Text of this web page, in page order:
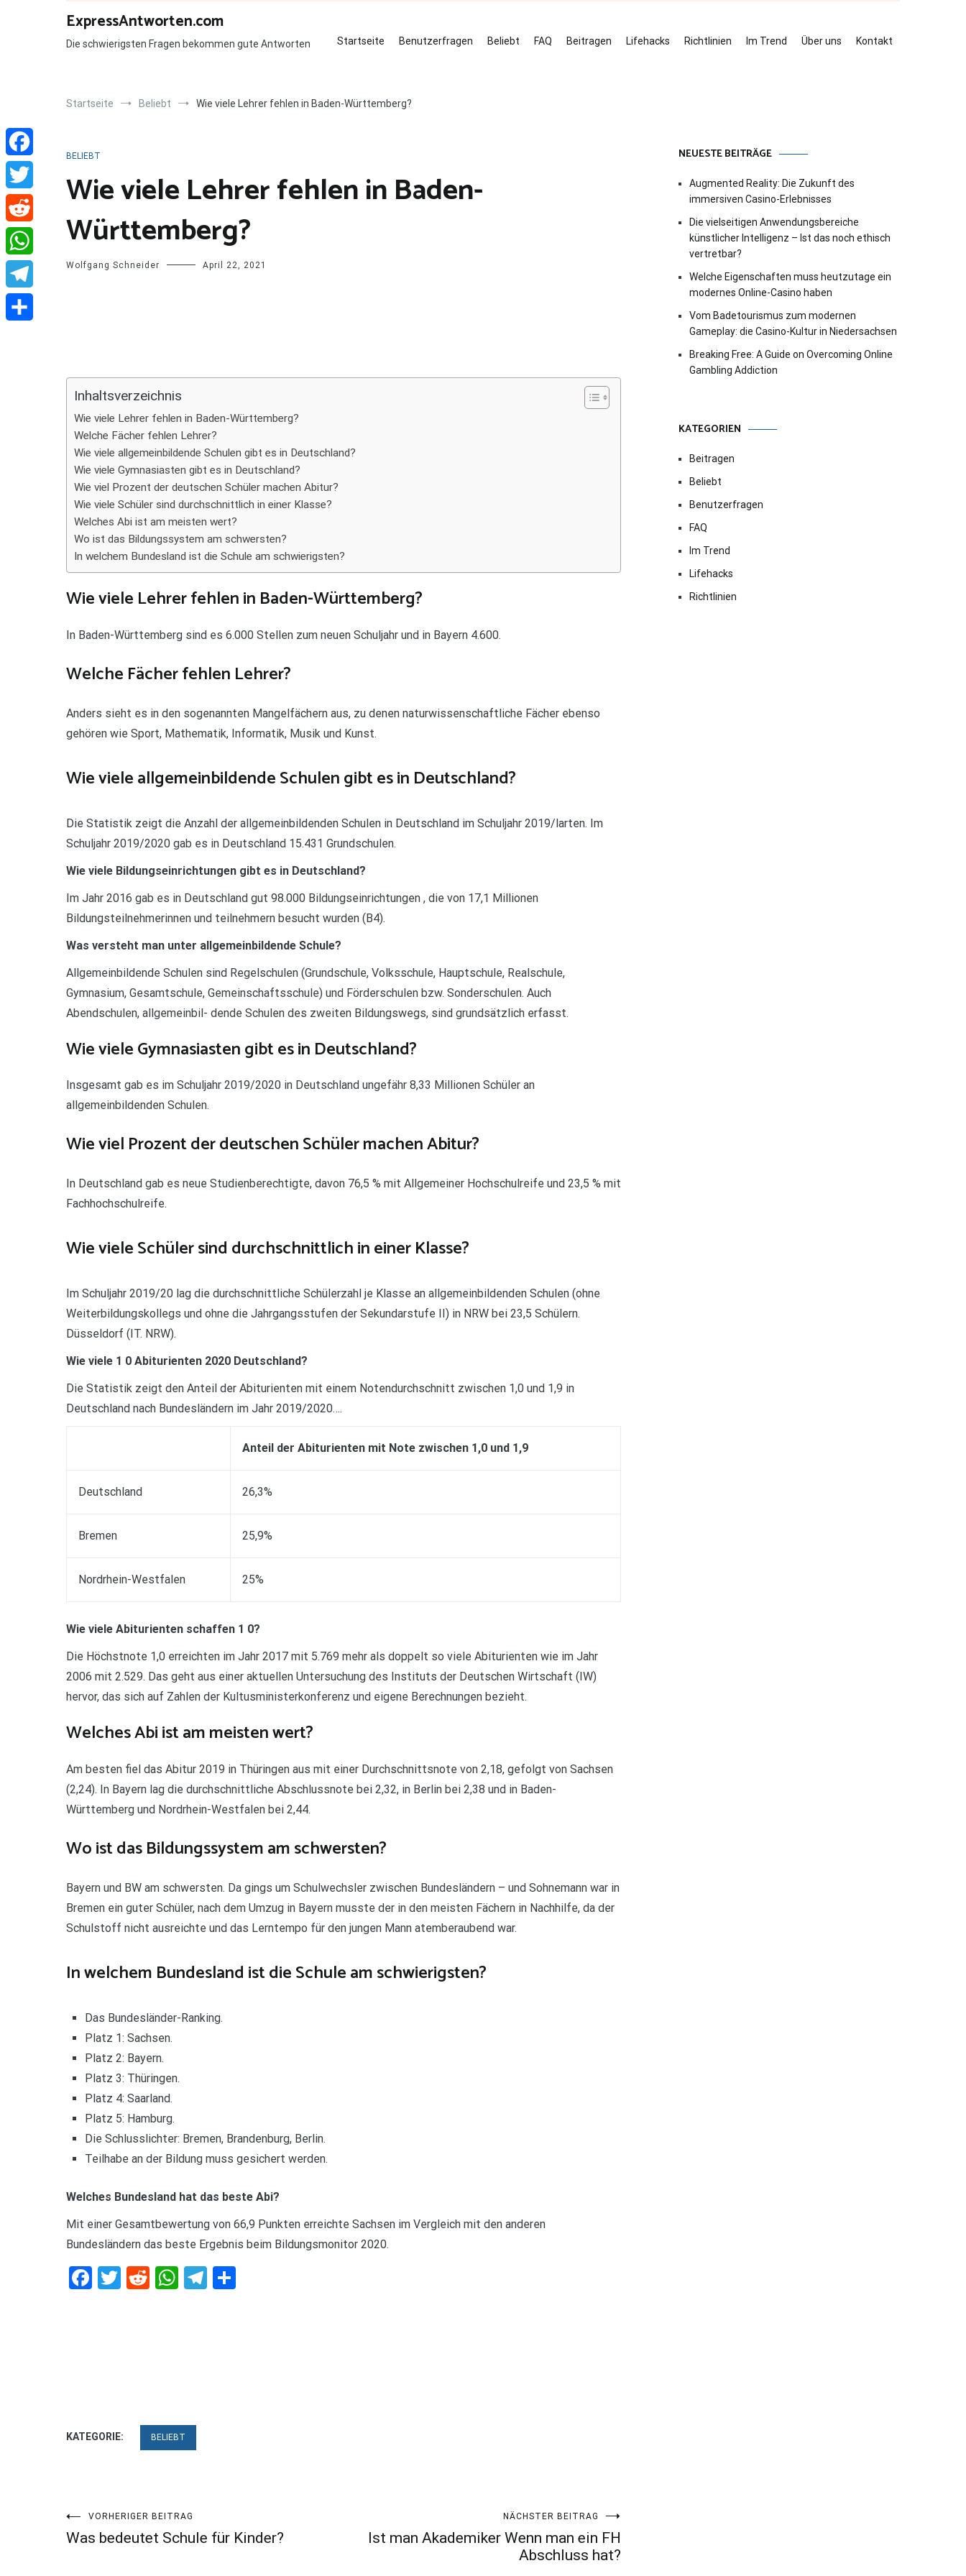
ExpressAntworten.com
Die schwierigsten Fragen bekommen gute Antworten Startseite Benutzerfragen Beliebt FAQ Beitragen Lifehacks Richtlinien Im Trend Über uns Kontakt
Startseite Beliebt Wie viele Lehrer fehlen in Baden-Württemberg?
BELIEBT
Wie viele Lehrer fehlen in Baden-
Württemberg?
Wolfgang Schneider April 22, 2021
Inhaltsverzeichnis
Wie viele Lehrer fehlen in Baden-Württemberg?
Welche Fächer fehlen Lehrer?
Wie viele allgemeinbildende Schulen gibt es in Deutschland?
Wie viele Gymnasiasten gibt es in Deutschland?
Wie viel Prozent der deutschen Schüler machen Abitur?
Wie viele Schüler sind durchschnittlich in einer Klasse?
Welches Abi ist am meisten wert?
Wo ist das Bildungssystem am schwersten?
In welchem Bundesland ist die Schule am schwierigsten?
Wie viele Lehrer fehlen in Baden-Württemberg?
In Baden-Württemberg sind es 6.000 Stellen zum neuen Schuljahr und in Bayern 4.600.
Welche Fächer fehlen Lehrer?
Anders sieht es in den sogenannten Mangelfächern aus, zu denen naturwissenschaftliche Fächer ebenso
gehören wie Sport, Mathematik, Informatik, Musik und Kunst.
Wie viele allgemeinbildende Schulen gibt es in Deutschland?
Die Statistik zeigt die Anzahl der allgemeinbildenden Schulen in Deutschland im Schuljahr 2019/larten. Im
Schuljahr 2019/2020 gab es in Deutschland 15.431 Grundschulen.
Wie viele Bildungseinrichtungen gibt es in Deutschland?
Im Jahr 2016 gab es in Deutschland gut 98.000 Bildungseinrichtungen , die von 17,1 Millionen
Bildungsteilnehmerinnen und teilnehmern besucht wurden (B4).
Was versteht man unter allgemeinbildende Schule?
Allgemeinbildende Schulen sind Regelschulen (Grundschule, Volksschule, Hauptschule, Realschule,
Gymnasium, Gesamtschule, Gemeinschaftsschule) und Förderschulen bzw. Sonderschulen. Auch
Abendschulen, allgemeinbil- dende Schulen des zweiten Bildungswegs, sind grundsätzlich erfasst.
Wie viele Gymnasiasten gibt es in Deutschland?
Insgesamt gab es im Schuljahr 2019/2020 in Deutschland ungefähr 8,33 Millionen Schüler an
allgemeinbildenden Schulen.
Wie viel Prozent der deutschen Schüler machen Abitur?
In Deutschland gab es neue Studienberechtigte, davon 76,5 % mit Allgemeiner Hochschulreife und 23,5 % mit
Fachhochschulreife.
Wie viele Schüler sind durchschnittlich in einer Klasse?
Im Schuljahr 2019/20 lag die durchschnittliche Schülerzahl je Klasse an allgemeinbildenden Schulen (ohne
Weiterbildungskollegs und ohne die Jahrgangsstufen der Sekundarstufe II) in NRW bei 23,5 Schülern.
Düsseldorf (IT. NRW).
Wie viele 1 0 Abiturienten 2020 Deutschland?
Die Statistik zeigt den Anteil der Abiturienten mit einem Notendurchschnitt zwischen 1,0 und 1,9 in
Deutschland nach Bundesländern im Jahr 2019/2020….
Anteil der Abiturienten mit Note zwischen 1,0 und 1,9
Deutschland 26,3%
Bremen 25,9%
Nordrhein-Westfalen 25%
Wie viele Abiturienten schaffen 1 0?
Die Höchstnote 1,0 erreichten im Jahr 2017 mit 5.769 mehr als doppelt so viele Abiturienten wie im Jahr
2006 mit 2.529. Das geht aus einer aktuellen Untersuchung des Instituts der Deutschen Wirtschaft (IW)
hervor, das sich auf Zahlen der Kultusministerkonferenz und eigene Berechnungen bezieht.
Welches Abi ist am meisten wert?
Am besten fiel das Abitur 2019 in Thüringen aus mit einer Durchschnittsnote von 2,18, gefolgt von Sachsen
(2,24). In Bayern lag die durchschnittliche Abschlussnote bei 2,32, in Berlin bei 2,38 und in Baden-
Württemberg und Nordrhein-Westfalen bei 2,44.
Wo ist das Bildungssystem am schwersten?
Bayern und BW am schwersten. Da gings um Schulwechsler zwischen Bundesländern – und Sohnemann war in
Bremen ein guter Schüler, nach dem Umzug in Bayern musste der in den meisten Fächern in Nachhilfe, da der
Schulstoff nicht ausreichte und das Lerntempo für den jungen Mann atemberaubend war.
In welchem Bundesland ist die Schule am schwierigsten?
Das Bundesländer-Ranking.
Platz 1: Sachsen.
Platz 2: Bayern.
Platz 3: Thüringen.
Platz 4: Saarland.
Platz 5: Hamburg.
Die Schlusslichter: Bremen, Brandenburg, Berlin.
Teilhabe an der Bildung muss gesichert werden.
Welches Bundesland hat das beste Abi?
Mit einer Gesamtbewertung von 66,9 Punkten erreichte Sachsen im Vergleich mit den anderen
Bundesländern das beste Ergebnis beim Bildungsmonitor 2020.
Facebook
Twitter
RedditWhatsApp
Telegram
KATEGORIE: BELIEBT
Beitragsnavigation
VORHERIGER BEITRAG
Was bedeutet Schule für Kinder?
NÄCHSTER BEITRAG
Ist man Akademiker Wenn man ein FH
Abschluss hat?
NEUESTE BEITRÄGE
Augmented Reality: Die Zukunft des
immersiven Casino-Erlebnisses
Die vielseitigen Anwendungsbereiche
künstlicher Intelligenz – Ist das noch ethisch
vertretbar?
Welche Eigenschaften muss heutzutage ein
modernes Online-Casino haben
Vom Badetourismus zum modernen
Gameplay: die Casino-Kultur in Niedersachsen
Breaking Free: A Guide on Overcoming Online
Gambling Addiction
KATEGORIEN
Beitragen
Beliebt
Benutzerfragen
FAQ
Im Trend
Lifehacks
Richtlinien
Facebook
Twitter
Reddit
WhatsApp
Telegram